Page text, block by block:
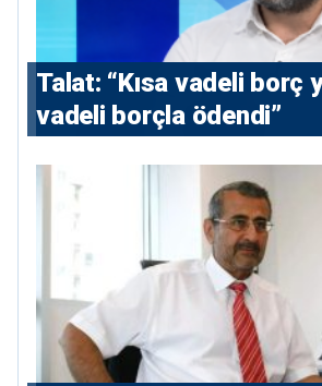
Talat: “Kısa vadeli borç
vadeli borçla ödendi”